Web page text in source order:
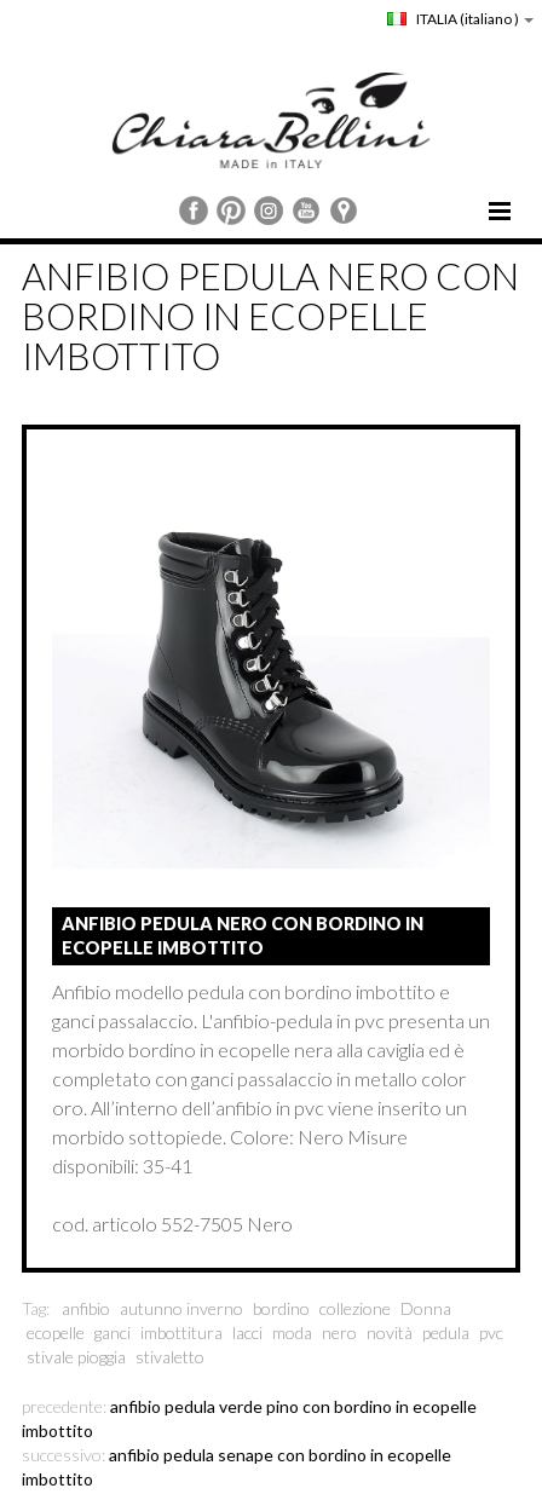
ITALIA(italiano )
HOME
CHIARA BELLINI
COLLEZIONI
COMUNICAZIONE
CUSTOMER SERVICE
ANFIBIO PEDULA NERO CON
BORDINO IN ECOPELLE
IMBOTTITO
ANFIBIO PEDULA NERO CON BORDINO IN
ECOPELLE IMBOTTITO
Anfibio modello pedula con bordino imbottito e
ganci passalaccio. L'anfibio-pedula in pvc presenta un
morbido bordino in ecopelle nera alla caviglia ed è
completato con ganci passalaccio in metallo color
oro. All’interno dell’anfibio in pvc viene inserito un
morbido sottopiede. Colore: Nero Misure
disponibili: 35-41
cod. articolo 552-7505 Nero
Tag: anfibio autunno inverno bordino collezione Donna
ecopelle ganci imbottitura lacci moda nero novità pedula pvc
stivale pioggia stivaletto
precedente: anfibio pedula verde pino con bordino in ecopelle
imbottito
successivo: anfibio pedula senape con bordino in ecopelle
imbottito